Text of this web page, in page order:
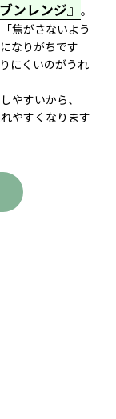
ンレンジ』 。
焦がさないよう
なりがちです
にくいのがうれ
やすいから、
やすくなります